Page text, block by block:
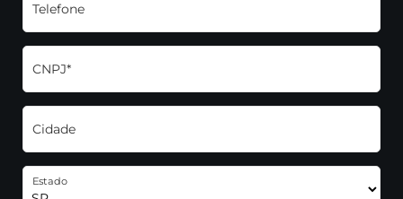
Telefone
CNPJ*
Cidade
Estado